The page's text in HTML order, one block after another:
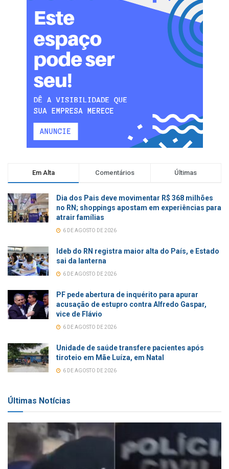
Em Alta Comentários Últimas
Dia dos Pais deve movimentar R$ 368 milhões
no RN; shoppings apostam em experiências para
atrair famílias
6 DE AGOSTO DE 2026
Ideb do RN registra maior alta do País, e Estado
sai da lanterna
6 DE AGOSTO DE 2026
PF pede abertura de inquérito para apurar
acusação de estupro contra Alfredo Gaspar,
vice de Flávio
6 DE AGOSTO DE 2026
Unidade de saúde transfere pacientes após
tiroteio em Mãe Luíza, em Natal
6 DE AGOSTO DE 2026
Últimas Notícias